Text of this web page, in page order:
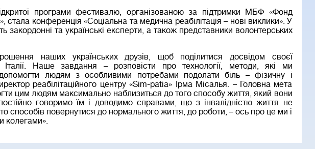
програми фестивалю, організованою за підтримки МБФ «Фонд
конференція «Соціальна та медична реабілітація – нові виклики». У
закордонні та українські експерти, а також представники волонтерських
наших українських друзів, щоб поділитися досвідом своєї
Італії. Наше завдання – розповісти про технології, методи, які ми
людям з особливими потребами подолати біль – фізичну і
реабілітаційного центру «Sim-patia» Ірма Місалья. – Головна мета
цим людям максимально наблизиться до того способу життя, який вони
говоримо їм і доводимо справами, що з інвалідністю життя не
способів повернутися до нормального життя, до роботи, – ось про це ми і
колегами».